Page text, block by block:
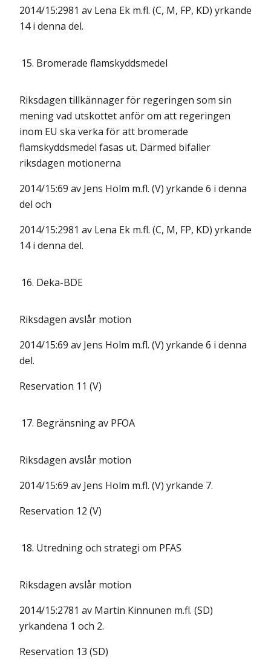
2014/15:2981 av Lena Ek m.fl. (C, M, FP, KD) yrkande
14 i denna del.
15. Bromerade flamskyddsmedel
Riksdagen tillkännager för regeringen som sin
mening vad utskottet anför om att regeringen
inom EU ska verka för att bromerade
flamskyddsmedel fasas ut. Därmed bifaller
riksdagen motionerna
2014/15:69 av Jens Holm m.fl. (V) yrkande 6 i denna
del och
2014/15:2981 av Lena Ek m.fl. (C, M, FP, KD) yrkande
14 i denna del.
16. Deka-BDE
Riksdagen avslår motion
2014/15:69 av Jens Holm m.fl. (V) yrkande 6 i denna
del.
Reservation 11 (V)
17. Begränsning av PFOA
Riksdagen avslår motion
2014/15:69 av Jens Holm m.fl. (V) yrkande 7.
Reservation 12 (V)
18. Utredning och strategi om PFAS
Riksdagen avslår motion
2014/15:2781 av Martin Kinnunen m.fl. (SD)
yrkandena 1 och 2.
Reservation 13 (SD)